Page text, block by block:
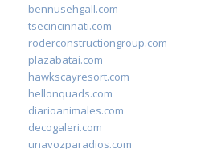
bennusehgall.com
tsecincinnati.com
roderconstructiongroup.com
plazabatai.com
hawkscayresort.com
hellonquads.com
diarioanimales.com
decogaleri.com
unavozparadios.com